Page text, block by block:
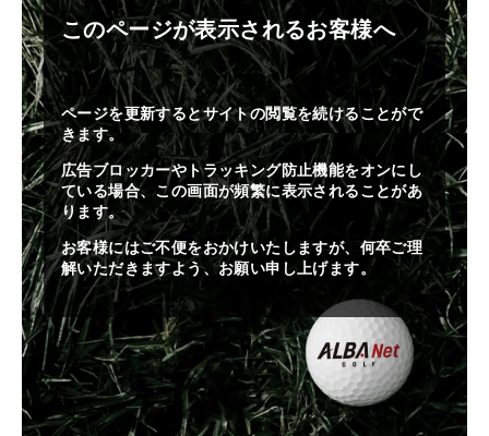
このページが表示されるお客様へ
ページを更新するとサイトの閲覧を続けることがで
きます。
広告ブロッカーやトラッキング防止機能をオンにし
ている場合、この画面が頻繁に表示されることがあ
ります。
お客様にはご不便をおかけいたしますが、何卒ご理
解いただきますよう、お願い申し上げます。